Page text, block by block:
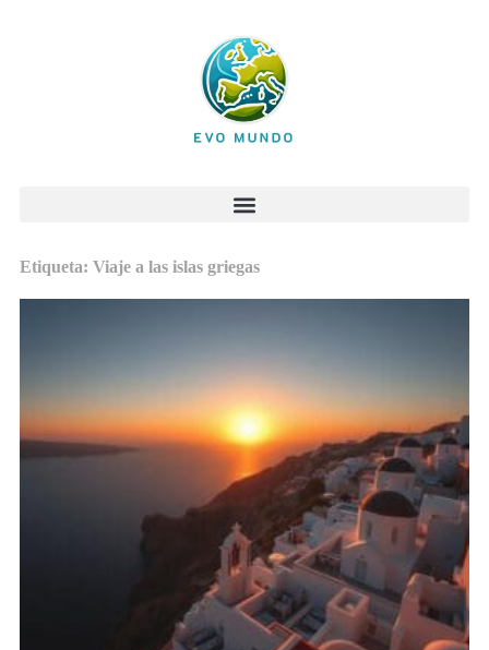
Etiqueta: Viaje a las islas griegas